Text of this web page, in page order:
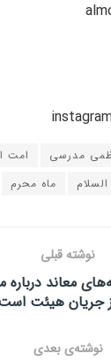
مدرسی
امت
ماه محرم
نوشته قبلی
معاند
جریان هیئت
نوشته‌ی بعدی